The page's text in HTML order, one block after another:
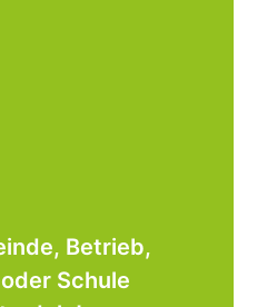
Betrieb,
Schule